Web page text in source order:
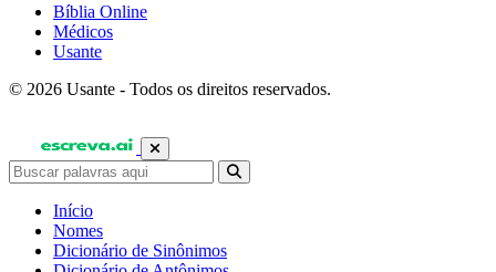
Bíblia Online
Médicos
Usante
© 2026 Usante - Todos os direitos reservados.
Início
Nomes
Dicionário de Sinônimos